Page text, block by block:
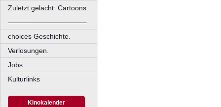
Zuletzt gelacht: Cartoons.
––––––––––––––––––––
choices Geschichte.
Verlosungen.
Jobs.
Kulturlinks
Kinokalender